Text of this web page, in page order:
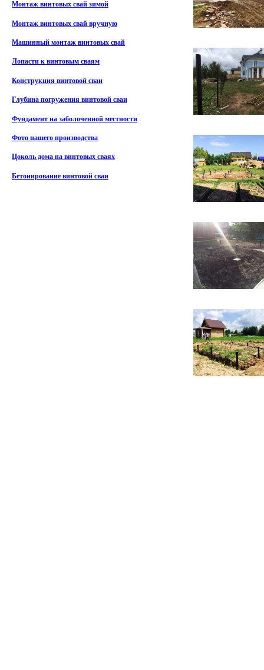
Монтаж винтовых свай зимой
Монтаж винтовых свай вручную
Машинный монтаж винтовых свай
Лопасти к винтовым сваям
Конструкция винтовой сваи
Глубина погружения винтовой сваи
Фундамент на заболоченной местности
Фото нашего производства
Цоколь дома на винтовых сваях
Бетонирование винтовой сваи